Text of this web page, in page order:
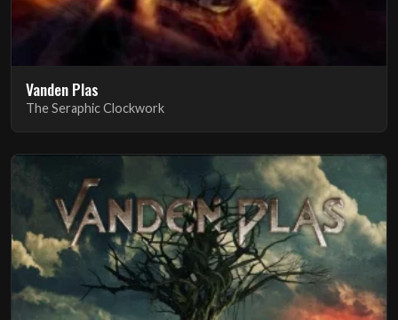
Vanden Plas
The Seraphic Clockwork